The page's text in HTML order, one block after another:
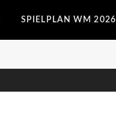
SPIELPLAN WM 2026